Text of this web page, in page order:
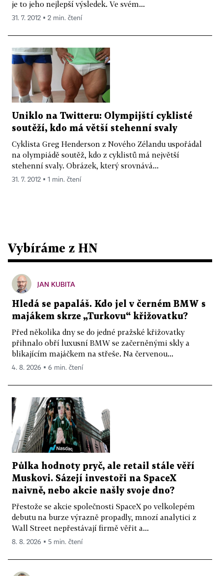
je to jeho nejlepší výsledek. Ve svém...
31. 7. 2012 ▪ 2 min. čtení
Uniklo na Twitteru: Olympijští cyklisté
soutěží, kdo má větší stehenní svaly
Cyklista Greg Henderson z Nového Zélandu uspořádal
na olympiádě soutěž, kdo z cyklistů má největší
stehenní svaly. Obrázek, který srovnává...
31. 7. 2012 ▪ 1 min. čtení
Vybíráme z HN
JAN KUBITA
Hledá se papaláš. Kdo jel v černém BMW s
majákem skrze „Turkovu“ křižovatku?
Před několika dny se do jedné pražské křižovatky
přihnalo obří luxusní BMW se začerněnými skly a
blikajícím majáčkem na střeše. Na červenou...
4. 8. 2026 ▪ 6 min. čtení
Půlka hodnoty pryč, ale retail stále věří
Muskovi. Sázejí investoři na SpaceX
naivně, nebo akcie našly svoje dno?
Přestože se akcie společnosti SpaceX po velkolepém
debutu na burze výrazně propadly, mnozí analytici z
Wall Street nepřestávají firmě věřit a...
8. 8. 2026 ▪ 5 min. čtení